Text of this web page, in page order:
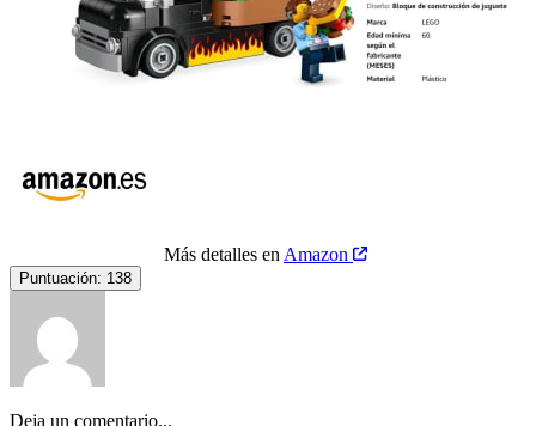
Más detalles en Amazon
Puntuación: 138
Deja un comentario...